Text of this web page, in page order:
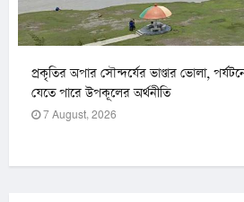
প্রকৃতির অপার সৌন্দর্যের ভাণ্ডার ভোলা,
যেতে পারে উপকূলের অর্থনীতি
7 August, 2026